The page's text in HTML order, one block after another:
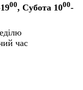
00, Субота 1000-
час